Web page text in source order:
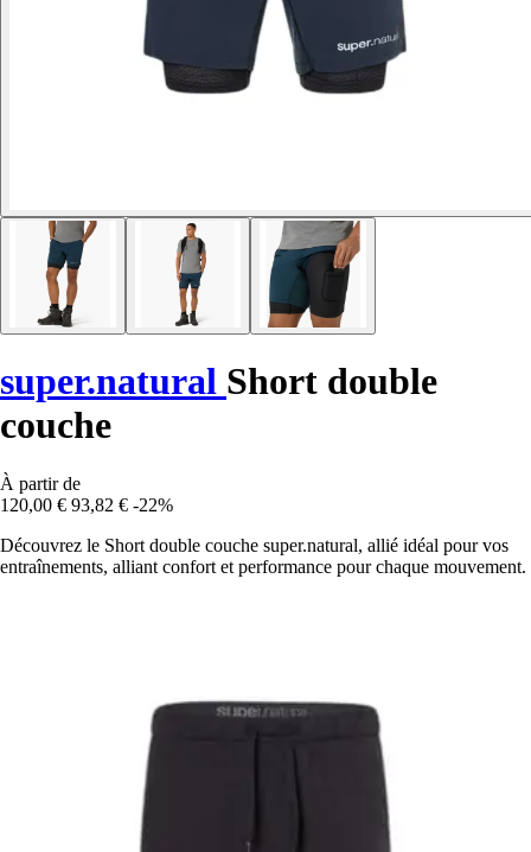
super.natural Short double
couche
À partir de
120,00 € 93,82 € -22%
Découvrez le Short double couche super.natural, allié idéal pour vos
entraînements, alliant confort et performance pour chaque mouvement.